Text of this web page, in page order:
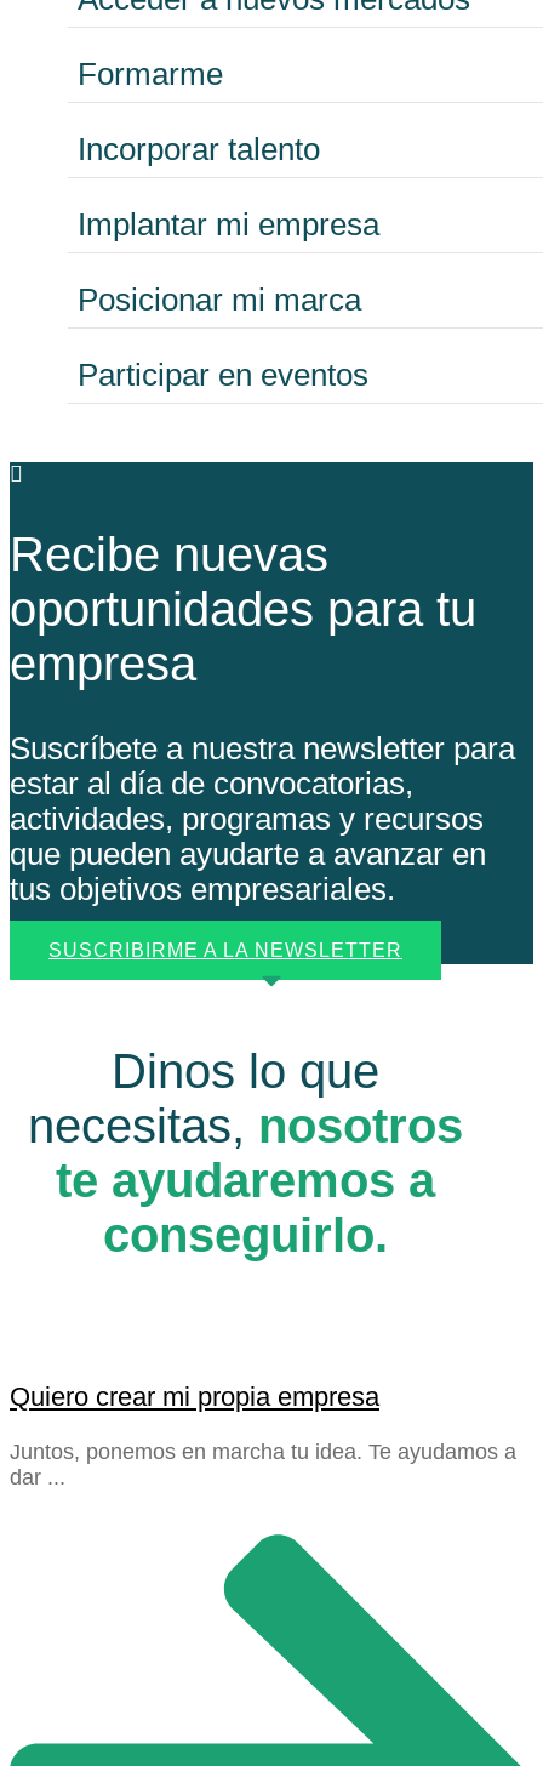
Formarme
Incorporar talento
Implantar mi empresa
Posicionar mi marca
Participar en eventos
Recibe nuevas
oportunidades para tu
empresa
Suscríbete a nuestra newsletter para
estar al día de convocatorias,
actividades, programas y recursos
que pueden ayudarte a avanzar en
tus objetivos empresariales.
SUSCRIBIRME A LA NEWSLETTER
Dinos lo que
necesitas, nosotros
te ayudaremos a
conseguirlo.
Quiero crear mi propia empresa
Juntos, ponemos en marcha tu idea. Te ayudamos a
dar ...